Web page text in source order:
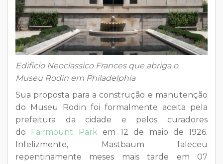
Edificio Neoclassico Frances que abriga o
Museu Rodin em Philadelphia
Sua proposta para a construção e manutenção
do Museu Rodin foi formalmente aceita pela
prefeitura da cidade e pelos curadores
do
Fairmount Park em 12 de maio de 1926.
Infelizmente, Mastbaum faleceu
repentinamente meses mais tarde em 07